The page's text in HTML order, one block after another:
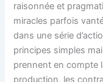
raisonnée et
miracles parfois
dans une série
principes simples
prennent en compte
production, les